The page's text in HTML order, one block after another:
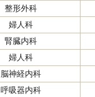
整形外科
婦人科
腎臓内科
婦人科
脳神経内科
呼吸器内科